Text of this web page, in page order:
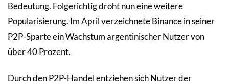
Bedeutung. Folgerichtig droht nun eine weitere
Popularisierung. Im April verzeichnete Binance in seiner
P2P-Sparte ein Wachstum argentinischer Nutzer von
über 40 Prozent.
Durch den P2P-Handel entziehen sich Nutzer der